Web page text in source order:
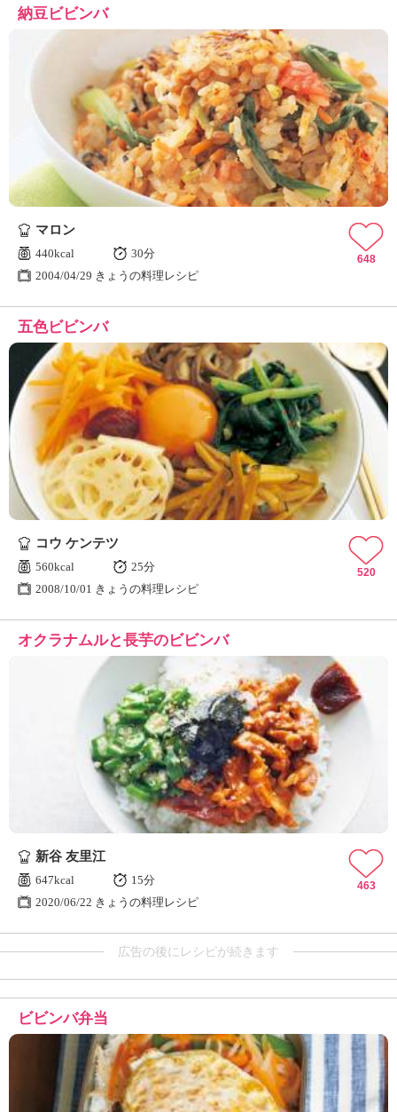
納豆ビビンバ
マロン
440kcal
30分
2004/04/29 きょうの料理レシピ
648
五色ビビンバ
コウ ケンテツ
560kcal
25分
2008/10/01 きょうの料理レシピ
520
オクラナムルと長芋のビビンバ
新谷 友里江
647kcal
15分
2020/06/22 きょうの料理レシピ
463
広告の後にレシピが続きます
ビビンバ弁当